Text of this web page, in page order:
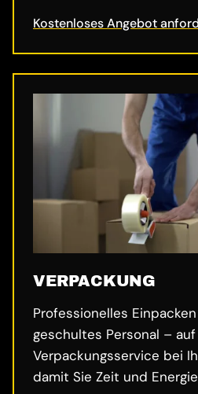
Kostenloses Angebot
VERPACKUNG
Professionelles
geschultes Personal –
Verpackungsservice bei
damit Sie Zeit und